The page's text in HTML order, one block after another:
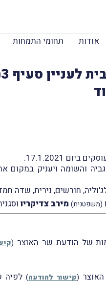
אודות תחומי התמחות
17.1.2021.
והשומה ויעניק במקום
חורשים, נירית, שדה
(משפטנית)מירב צדיקריו
(
(קישור להודעה)לפיה